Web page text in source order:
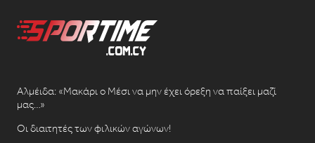
Αλμέιδα: «Μακάρι ο Μέσι να μην έχει όρεξη να παίξει μαζί
μας…»
Οι διαιτητές των φιλικών αγώνων!